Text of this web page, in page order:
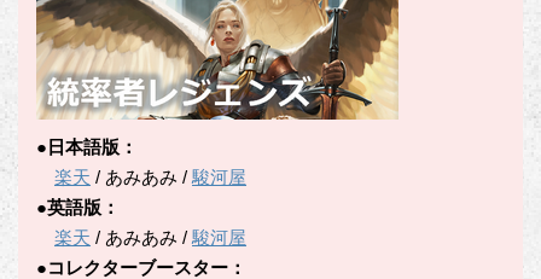
●日本語版：
楽天 / あみあみ /駿河屋
●英語版：
楽天 / あみあみ /駿河屋
●コレクターブースター：